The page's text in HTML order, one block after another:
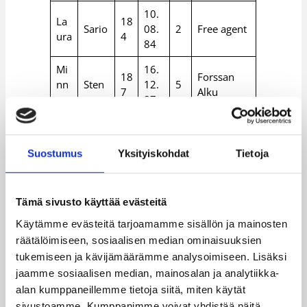
Suostumus Yksityiskohdat Tietoja
Tämä sivusto käyttää evästeitä
Käytämme evästeitä tarjoamamme sisällön ja mainosten
räätälöimiseen, sosiaalisen median ominaisuuksien
tukemiseen ja kävijämäärämme analysoimiseen. Lisäksi
jaamme sosiaalisen median, mainosalan ja analytiikka-
alan kumppaneillemme tietoja siitä, miten käytät
La
ura
Sario
18
4
10.
08.
84
2 Free agent
Mi
nn
Sten
18
7
16.
12.
87
5
Forssan
Alku
Tii
18
8
85
u
kane
0
12.
Kai
sa
Valta
kari
17
8
08.
Catz
Lappeenra
nta